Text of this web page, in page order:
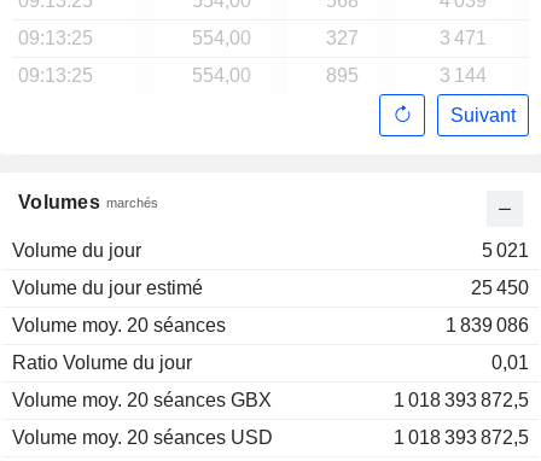
Volumes marchés
Volume du jour
5 021
Volume du jour estimé
25 450
Volume moy. 20 séances
1 839 086
Ratio Volume du jour
0,01
Volume moy. 20 séances GBX
1 018 393 872,5
Volume moy. 20 séances USD
1 018 393 872,5
09:13:25
554,00 327
3 471
09:13:25
554,00 895
3 144
Suivant